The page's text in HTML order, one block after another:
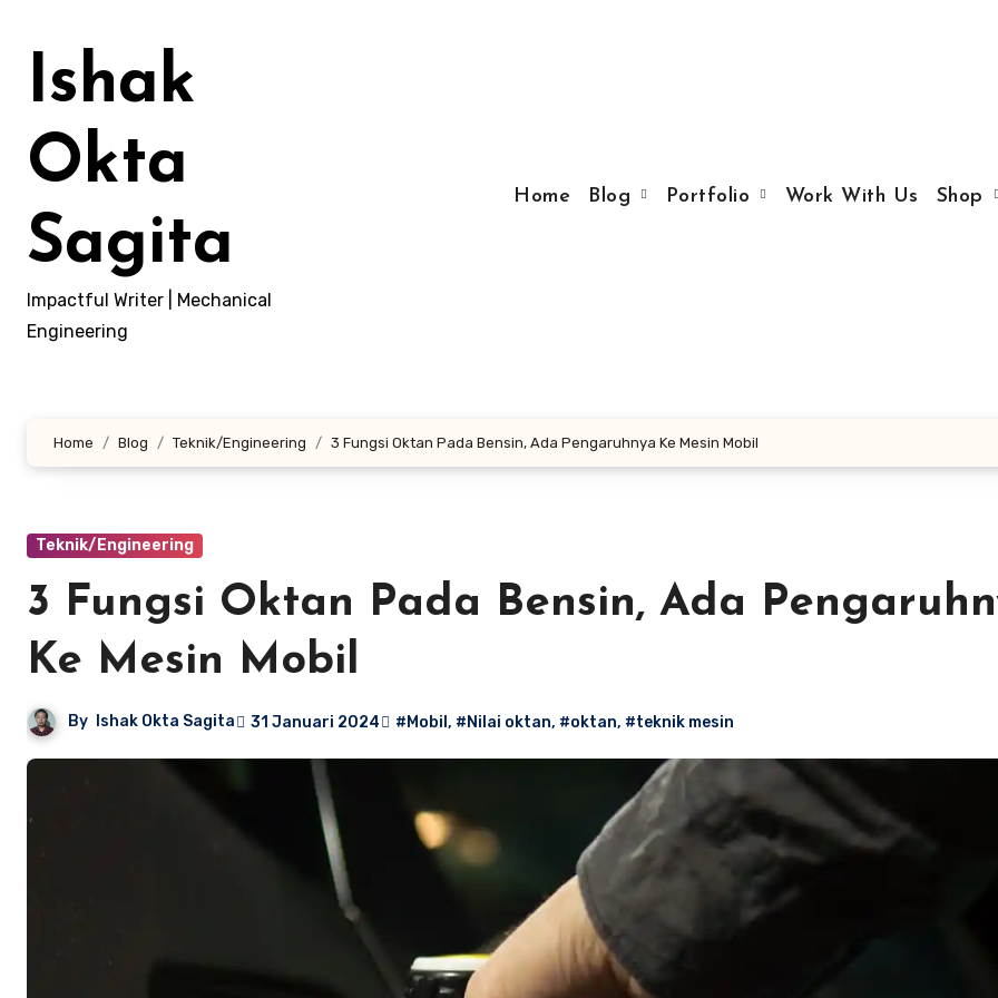
kontenIshak
Okta
Sagita
Impactful Writer | Mechanical
Engineering
Home Blog Portfolio Work With Us Shop
Home Blog Teknik/Engineering 3 Fungsi Oktan Pada Bensin, Ada Pengaruhnya Ke Mesin Mobil
Teknik/Engineering
3 Fungsi Oktan Pada Bensin, Ada
Ke Mesin Mobil
By Ishak Okta Sagita 31 Januari 2024 #Mobil , #Nilai oktan, #oktan, #teknik mesin